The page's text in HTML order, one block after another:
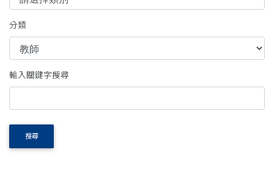
分類
輸入關鍵字搜尋
搜尋